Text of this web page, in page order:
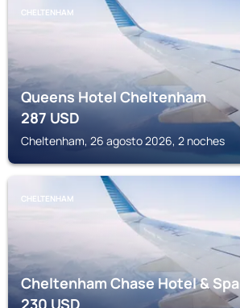
CHELTENHAM
Queens Hotel Cheltenham
287USD
Cheltenham, 26 agosto 2026, 2 noches
CHELTENHAM
Cheltenham Chase Hotel & Spa
230USD